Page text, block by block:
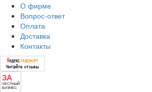
О фирме
Вопрос-ответ
Оплата
Доставка
Контакты
ЗА
ЧЕСТНЫЙ
БИЗНЕС